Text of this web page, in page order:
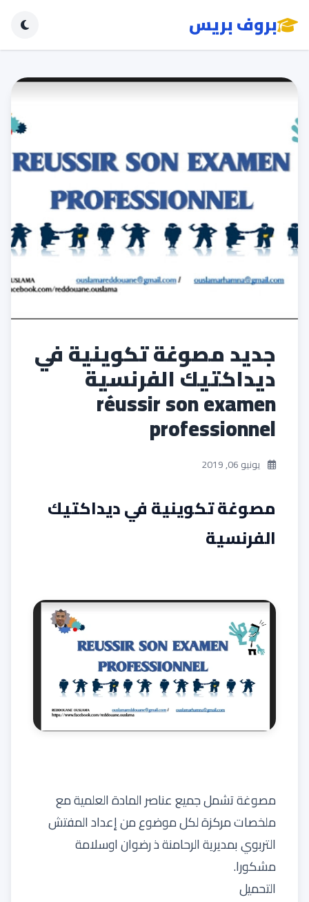
بروف بريس
جديد مصوغة تكوينية في
ديداكتيك الفرنسية
réussir son examen
professionnel
يونيو 06, 2019
مصوغة تكوينية في ديداكتيك
الفرنسية
مصوغة تشمل جميع عناصر المادة العلمية مع
ملخصات مركزة لكل موضوع من إعداد المفتش
التربوي بمديرية الرحامنة ذ رضوان اوسلامة
مشكورا.
التحميل